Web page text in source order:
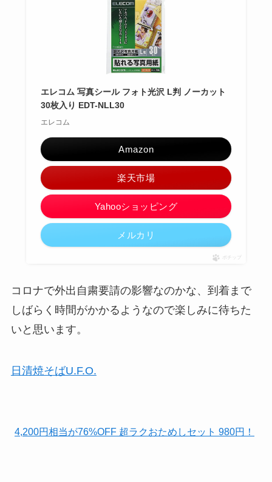
エレコム 写真シール フォト光沢 L判 ノーカット
30枚入り EDT-NLL30
エレコム
Amazon
楽天市場
Yahooショッピング
メルカリ
ポチップ
コロナで外出自粛要請の影響なのかな、到着まで
しばらく時間がかかるようなので楽しみに待ちた
いと思います。
日清焼そばU.F.O.
4,200円相当が76%OFF 超ラクおためしセット 980円！